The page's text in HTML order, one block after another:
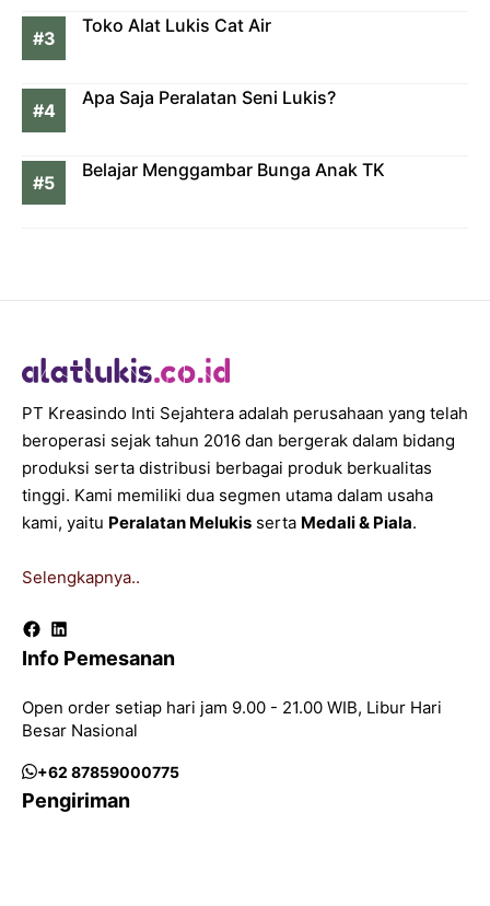
Toko Alat Lukis Cat Air
Apa Saja Peralatan Seni Lukis?
Belajar Menggambar Bunga Anak TK
PT Kreasindo Inti Sejahtera adalah perusahaan yang telah
beroperasi sejak tahun 2016 dan bergerak dalam bidang
produksi serta distribusi berbagai produk berkualitas
tinggi. Kami memiliki dua segmen utama dalam usaha
kami, yaitu Peralatan Melukis serta Medali & Piala.
Selengkapnya..
Facebook
LinkedIn
Info Pemesanan
Open order setiap hari jam 9.00 - 21.00 WIB, Libur Hari
Besar Nasional
+62 87859000775
Pengiriman